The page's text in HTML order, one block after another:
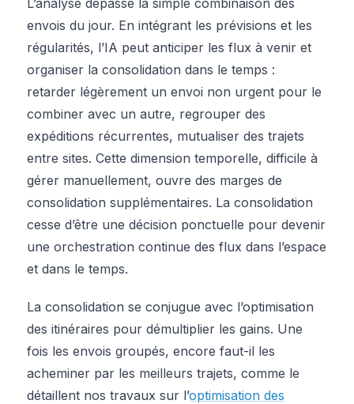
envois du jour. En intégrant les prévisions et les
régularités, l’IA peut anticiper les flux à venir et
organiser la consolidation dans le temps :
retarder légèrement un envoi non urgent pour le
combiner avec un autre, regrouper des
expéditions récurrentes, mutualiser des trajets
entre sites. Cette dimension temporelle, difficile à
gérer manuellement, ouvre des marges de
consolidation supplémentaires. La consolidation
cesse d’être une décision ponctuelle pour devenir
une orchestration continue des flux dans l’espace
et dans le temps.
La consolidation se conjugue avec l’optimisation
des itinéraires pour démultiplier les gains. Une
fois les envois groupés, encore faut-il les
acheminer par les meilleurs trajets, comme le
détaillent nos travaux sur l’optimisation des